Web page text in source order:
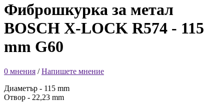
Фиброшкурка за метал
BOSCH X-LOCK R574 - 115
mm G60
0 мнения /Напишете мнение
Диаметър - 115 mm
Отвор - 22,23 mm